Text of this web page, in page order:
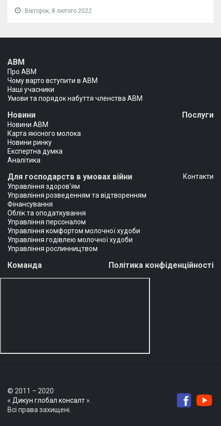
Вівторок, 8 лютого 2022
АВМ
Про АВМ
Чому варто вступити в АВМ
Наші учасники
Умови та порядок набуття членства АВМ
Новини
Новини АВМ
Карта якісного молока
Новини ринку
Експертна думка
Аналітика
Послуги
Для господарств в умовах війни
Управління здоров'ям
Управління розведенням та відтворенням
Фінансування
Облік та оподаткування
Управління персоналом
Управління комфортом молочної худоби
Управління годівлею молочної худоби
Управління рослинництвом
Контакти
Команда Політика конфіденційності
© 2011 – 2020
« Дикун глобал консалт ».
Всі права захищені.